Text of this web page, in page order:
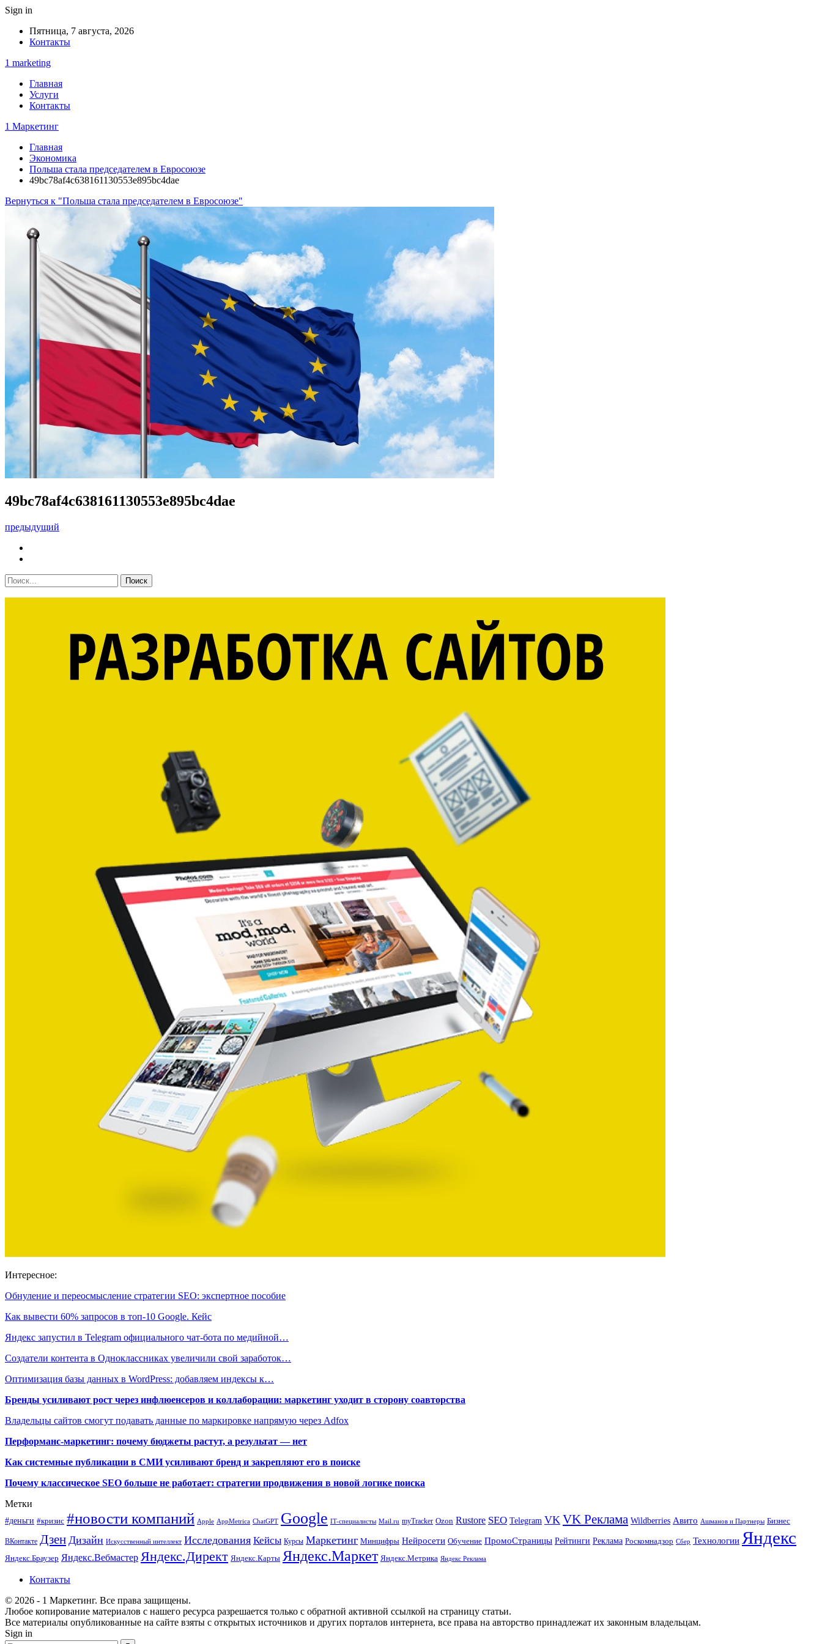
Sign in
Пятница, 7 августа, 2026
Контакты
1 marketing
Главная
Услуги
Контакты
1 Маркетинг
Главная
Экономика
Польша стала председателем в Евросоюзе
49bc78af4c638161130553e895bc4dae
Вернуться к "Польша стала председателем в Евросоюзе"
49bc78af4c638161130553e895bc4dae
предыдущий
Интересное:
Обнуление и переосмысление стратегии SEO: экспертное пособие
Как вывести 60% запросов в топ-10 Google. Кейс
Яндекс запустил в Telegram официального чат-бота по медийной…
Создатели контента в Одноклассниках увеличили свой заработок…
Оптимизация базы данных в WordPress: добавляем индексы к…
Бренды усиливают рост через инфлюенсеров и коллаборации: маркетинг уходит в сторону соавторства
Владельцы сайтов смогут подавать данные по маркировке напрямую через Adfox
Перформанс-маркетинг: почему бюджеты растут, а результат — нет
Как системные публикации в СМИ усиливают бренд и закрепляют его в поиске
Почему классическое SEO больше не работает: стратегии продвижения в новой логике поиска
Метки
#деньги #кризис #новости компаний Apple AppMetrica ChatGPT Google IT-специалисты Mail.ru myTracker Ozon Rustore SEO Telegram VK VK Реклама Wildberries Авито Ашманов и Партнеры Бизнес
ВКонтакте Дзен Дизайн Искусственный интеллект Исследования Кейсы Курсы Маркетинг Минцифры Нейросети Обучение ПромоСтраницы Рейтинги Реклама Роскомнадзор Сбер Технологии Яндекс
Яндекс.Браузер Яндекс.Вебмастер Яндекс.Директ Яндекс.Карты Яндекс.Маркет Яндекс.Метрика Яндекс Реклама
Контакты
© 2026 - 1 Маркетинг. Все права защищены.
Любое копирование материалов с нашего ресурса разрешается только с обратной активной ссылкой на страницу статьи.
Все материалы опубликованные на сайте взяты с открытых источников и других порталов интернета, все права на авторство принадлежат их законным владельцам.
Sign in